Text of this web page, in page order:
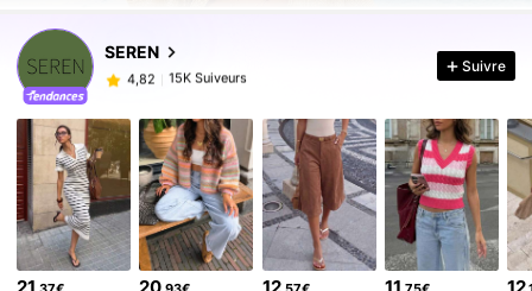
SEREN
4,82
15K Suiveurs
s***4
est en train de naviguer
4,82 15K Suiveurs
4,82 15K Suiveurs
4,82 15K Suiveurs
4,82 15K Suiveurs
4,82 15K Suiveurs
Suivre